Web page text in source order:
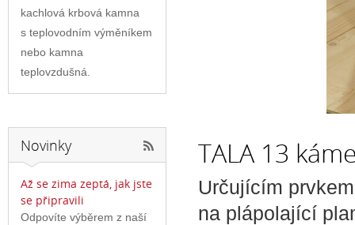
TALA 13
Určujícím
na plápolající
kachlová krbová kamna
s teplovodním výměníkem
nebo kamna
teplovzdušná.
Novinky
Až se zima zeptá, jak jste
se připravili
Odpovíte výběrem z naší